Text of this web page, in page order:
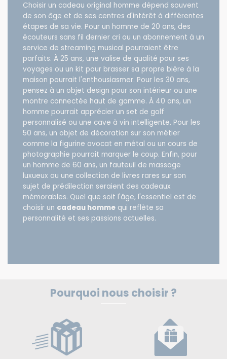
Choisir un cadeau original homme dépend souvent
de son âge et de ses centres d'intérêt à différentes
étapes de sa vie. Pour un homme de 20 ans, des
écouteurs sans fil dernier cri ou un abonnement à un
service de streaming musical pourraient être
parfaits. À 25 ans, une valise de qualité pour ses
voyages ou un kit pour brasser sa propre bière à la
maison pourrait l'enthousiasmer. Pour les 30 ans,
pensez à un objet design pour son intérieur ou une
montre connectée haut de gamme. À 40 ans, un
homme pourrait apprécier un set de golf
personnalisé ou une cave à vin intelligente. Pour les
50 ans, un objet de décoration sur son métier
comme la figurine avocat en métal ou un cours de
photographie pourrait marquer le coup. Enfin, pour
un homme de 60 ans, un fauteuil de massage
luxueux ou une collection de livres rares sur son
sujet de prédilection seraient des cadeaux
mémorables. Quel que soit l'âge, l'essentiel est de
choisir un cadeau homme qui reflète sa
personnalité et ses passions actuelles.
Pourquoi nous choisir ?